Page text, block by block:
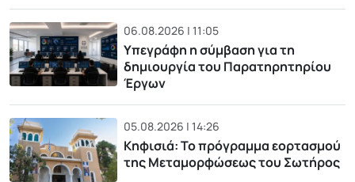
06.08.2026 | 11:05
Υπεγράφη η σύμβαση για τη
δημιουργία του Παρατηρητηρίου
Έργων
05.08.2026 | 14:26
Κηφισιά: Το πρόγραμμα εορτασμού
της Μεταμορφώσεως του Σωτήρος